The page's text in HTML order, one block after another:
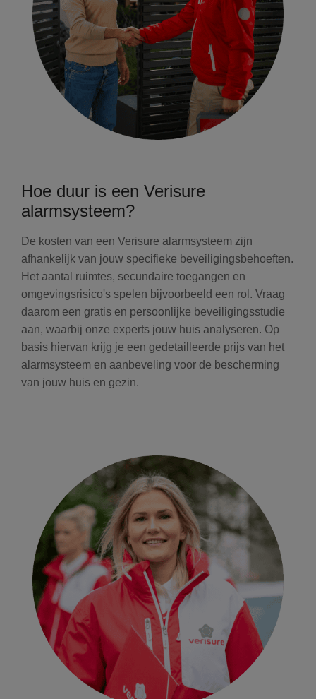
Hoe duur is een Verisure
alarmsysteem?
De kosten van een Verisure alarmsysteem zijn
afhankelijk van jouw specifieke beveiligingsbehoeften.
Het aantal ruimtes, secundaire toegangen en
omgevingsrisico's spelen bijvoorbeeld een rol. Vraag
daarom een gratis en persoonlijke beveiligingsstudie
aan, waarbij onze experts jouw huis analyseren. Op
basis hiervan krijg je een gedetailleerde prijs van het
alarmsysteem en aanbeveling voor de bescherming
van jouw huis en gezin.